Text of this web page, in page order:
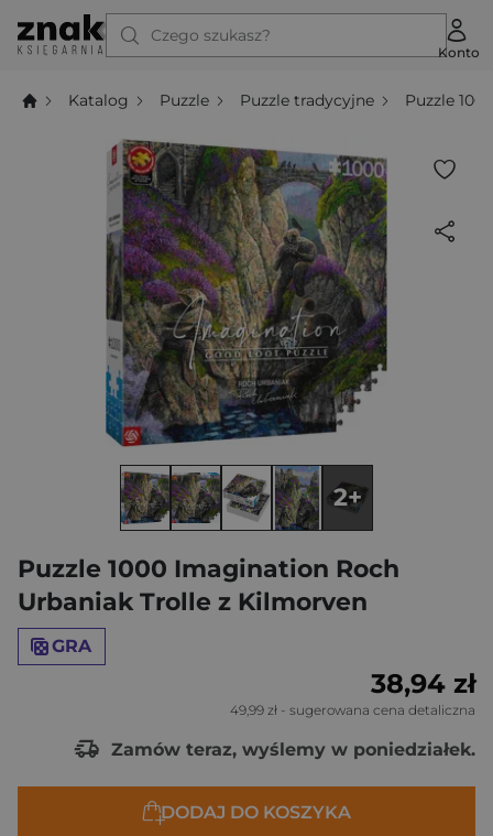
Czego szukasz?
Konto
Katalog Puzzle Puzzle tradycyjne Puzzle
Puzzle 1000 Imagination Roch
Urbaniak Trolle z Kilmorven
GRA
2+
38,94 zł
49,99 zł - sugerowana cena detaliczna
Zamów teraz, wyślemy w poniedziałek.
DODAJ DO KOSZYKA